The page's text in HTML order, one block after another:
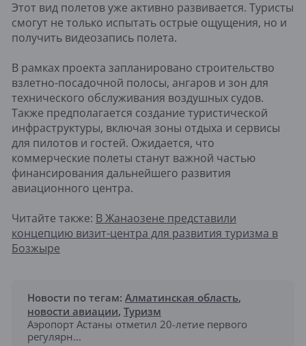
Этот вид полетов уже активно развивается. Туристы
смогут не только испытать острые ощущения, но и
получить видеозапись полета.
В рамках проекта запланировано строительство
взлетно-посадочной полосы, ангаров и зон для
технического обслуживания воздушных судов.
Также предполагается создание туристической
инфраструктуры, включая зоны отдыха и сервисы
для пилотов и гостей. Ожидается, что
коммерческие полеты станут важной частью
финансирования дальнейшего развития
авиационного центра.
Читайте также: В Жанаозене представили
концепцию визит-центра для развития туризма в
Бозжыре
Новости по тегам: Алматинская область,
новости авиации, Туризм
Аэропорт Астаны отметил 20-летие первого
регулярн...